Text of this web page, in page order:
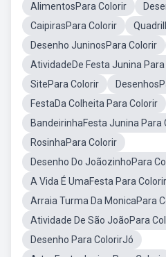
AlimentosPara Colorir
CaipirasPara Colorir
Desenho JuninosPara Colorir
AtividadeDe Festa Junina
SitePara Colorir
FestaDa Colheita Para Colorir
BandeirinhaFesta Junina Para
RosinhaPara Colorir
Desenho Do JoãozinhoPara
A Vida É UmaFesta Para Colorir
Arraia Turma Da MonicaPara
Atividade De São JoãoPara
Desenho Para ColorirJó